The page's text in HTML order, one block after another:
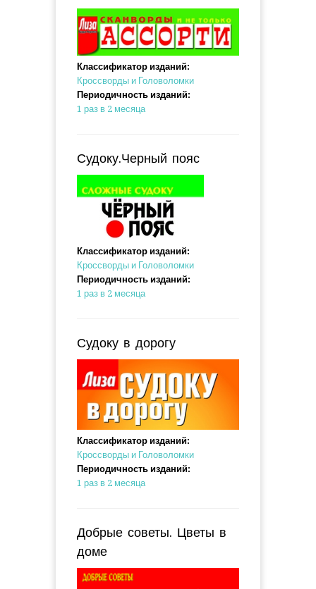
Классификатор изданий:
Кроссворды и Головоломки
Периодичность изданий:
1 раз в 2 месяца
Судоку.Черный пояс
Классификатор изданий:
Кроссворды и Головоломки
Периодичность изданий:
1 раз в 2 месяца
Судоку в дорогу
Классификатор изданий:
Кроссворды и Головоломки
Периодичность изданий:
1 раз в 2 месяца
Добрые советы. Цветы в
доме